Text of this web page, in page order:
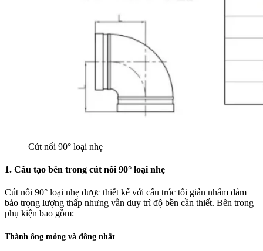
Cút nối 90° loại nhẹ
1. Cấu tạo bên trong cút nối 90° loại nhẹ
Cút nối 90° loại nhẹ được thiết kế với cấu trúc tối giản nhằm đảm
bảo trọng lượng thấp nhưng vẫn duy trì độ bền cần thiết. Bên trong
phụ kiện bao gồm:
Thành ống mỏng và đồng nhất